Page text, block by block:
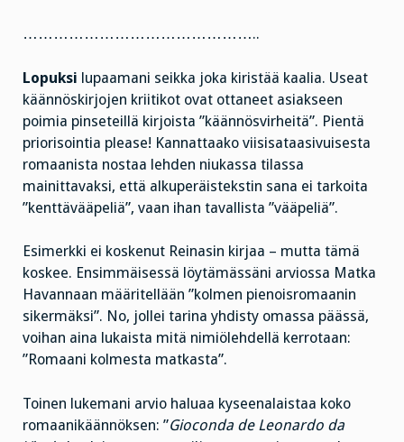
………………………………………..
Lopuksi lupaamani seikka joka kiristää kaalia. Useat
käännöskirjojen kriitikot ovat ottaneet asiakseen
poimia pinseteillä kirjoista ”käännösvirheitä”. Pientä
priorisointia please! Kannattaako viisisataasivuisesta
romaanista nostaa lehden niukassa tilassa
mainittavaksi, että alkuperäistekstin sana ei tarkoita
”kenttävääpeliä”, vaan ihan tavallista ”vääpeliä”.
Esimerkki ei koskenut Reinasin kirjaa – mutta tämä
koskee. Ensimmäisessä löytämässäni arviossa Matka
Havannaan määritellään ”kolmen pienoisromaanin
sikermäksi”. No, jollei tarina yhdisty omassa päässä,
voihan aina lukaista mitä nimiölehdellä kerrotaan:
”Romaani kolmesta matkasta”.
Toinen lukemani arvio haluaa kyseenalaistaa koko
romaanikäännöksen: ”Gioconda de Leonardo da